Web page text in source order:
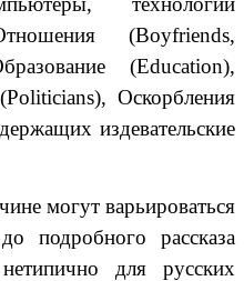
(Boyfriends,
(Education),
Оскорбления
издевательские
могут варьироваться
подробного рассказа
для русских